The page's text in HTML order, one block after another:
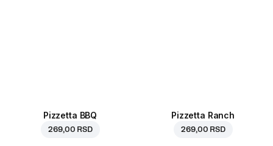
Pizzetta BBQ
269,00 RSD
Pizzetta Ranch
269,00 RSD